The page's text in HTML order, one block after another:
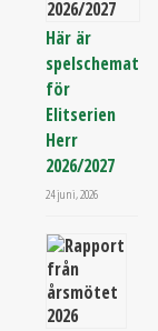
Här är
spelschemat
för
Elitserien
Herr
2026/2027
24 juni, 2026